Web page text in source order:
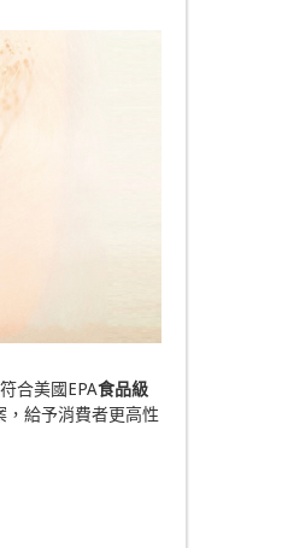
合美國EPA食品級
給予消費者更高性